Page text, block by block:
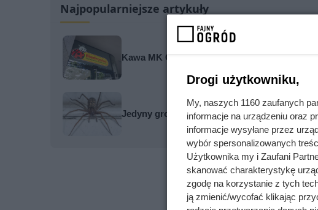
Najpopularniejsze artykuły
Kawa MK Café przeceniona o prawie 30 zł.
Jedyny groźny pająk w Polsce właśnie
Drogi użytkowniku,
My, naszych 1160 zaufanych
informacje na urządzeniu oraz
informacje wysyłane przez
wybór spersonalizowanych
Użytkownika my i Zaufani
skanować charakterystykę
zgodę na korzystanie z tych
ją zmienić/wycofać klikając